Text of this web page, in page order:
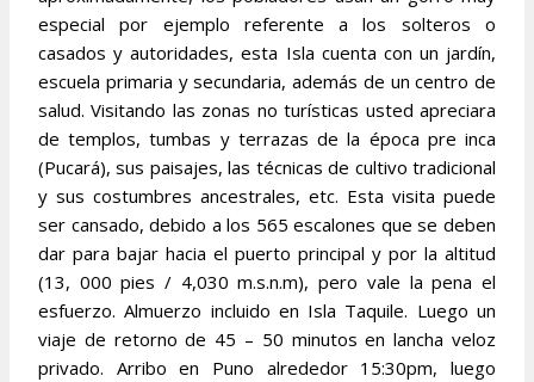
especial por ejemplo referente a los solteros o
casados y autoridades, esta Isla cuenta con un jardín,
escuela primaria y secundaria, además de un centro de
salud. Visitando las zonas no turísticas usted apreciara
de templos, tumbas y terrazas de la época pre inca
(Pucará), sus paisajes, las técnicas de cultivo tradicional
y sus costumbres ancestrales, etc. Esta visita puede
ser cansado, debido a los 565 escalones que se deben
dar para bajar hacia el puerto principal y por la altitud
(13, 000 pies / 4,030 m.s.n.m), pero vale la pena el
esfuerzo. Almuerzo incluido en Isla Taquile. Luego un
viaje de retorno de 45 – 50 minutos en lancha veloz
privado. Arribo en Puno alrededor 15:30pm, luego